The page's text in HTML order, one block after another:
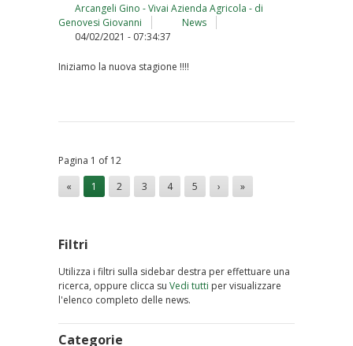
Arcangeli Gino - Vivai Azienda Agricola - di
Genovesi Giovanni
News
04/02/2021 - 07:34:37
Iniziamo la nuova stagione !!!!
Pagina 1 of 12
«
1 2 3 4 5 › »
Filtri
Utilizza i filtri sulla sidebar destra per effettuare una
ricerca, oppure clicca su Vedi tutti per visualizzare
l'elenco completo delle news.
Categorie